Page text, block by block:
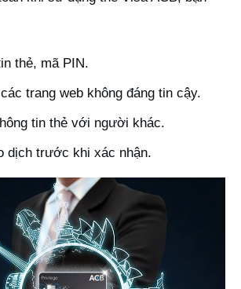
thẻ, mã PIN.
trang web không đáng tin cậy.
tin thẻ với người khác.
dịch trước khi xác nhận.